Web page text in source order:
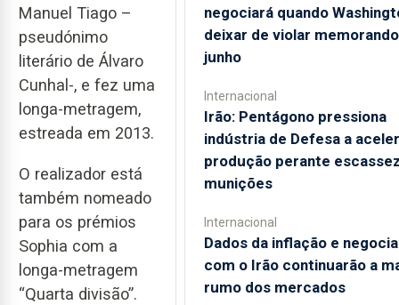
Manuel Tiago –
pseudónimo
literário de Álvaro
Cunhal-, e fez uma
longa-metragem,
estreada em 2013.
O realizador está
também nomeado
para os prémios
Sophia com a
longa-metragem
“Quarta divisão”.
negociará quando
deixar de violar
junho
Internacional
Irão: Pentágono pressiona
indústria de Defesa a
produção perante
munições
Internacional
Dados da inflação e
com o Irão continuarão a
rumo dos mercados